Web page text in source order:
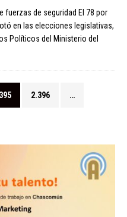
fuerzas de seguridad El 78 por
en las elecciones legislativas,
Políticos del Ministerio del
2.396 …